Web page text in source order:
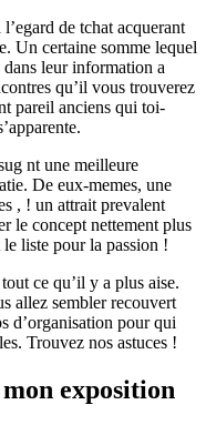
de tchat acquerant
Un certaine somme lequel
leur information a
qu’il vous trouverez
pareil anciens qui toi-
nt une meilleure
De eux-memes, une
, ! un attrait prevalent
le concept nettement plus
liste pour la passion !
ce qu’il y a plus aise.
allez sembler recouvert
d’organisation pour qui
Trouvez nos astuces !
exposition